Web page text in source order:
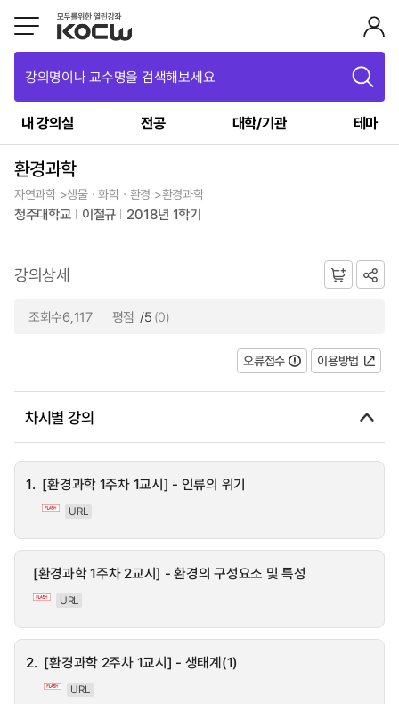
강의명이나 교수명을 검색해보세요
내 강의실 전공 대학/기관 테마
환경과학
자연과학 >생물ㆍ화학ㆍ환경 >환경과학
청주대학교 이철규 2018년 1학기
강의상세
조회수6,117 평점 /5 (0)
오류접수 이용방법
차시별 강의
1. [환경과학 1주차 1교시] - 인류의 위기
URL
[환경과학 1주차 2교시] - 환경의 구성요소 및 특성
URL
2. [환경과학 2주차 1교시] - 생태계(1)
URL